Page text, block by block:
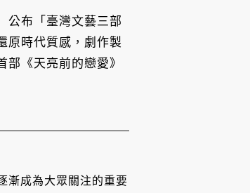
公布「臺灣文藝三部
原時代質感，劇作製
《天亮前的戀愛》
漸成為大眾關注的重要